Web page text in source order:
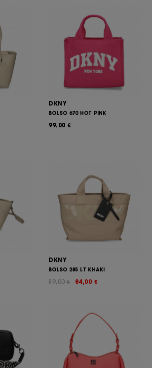
DKNY
BOLSO 670 HOT PINK
99,00 €
DKNY
BOLSO 285 LT KHAKI
84,00 €
89,00€